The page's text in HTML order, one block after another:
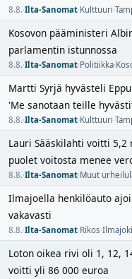
8.8.·Ilta-Sanomat·Kulttuuri·
Kosovon pääministeri
parlamentin istunnossa
8.8.·Ilta-Sanomat·Politiikka·
Martti Syrjä hyvästeli
'Me sanotaan teille
8.8.·Ilta-Sanomat·Kulttuuri·
Lauri Sääskilahti voitti
puolet voitosta menee
8.8.·Ilta-Sanomat·Muut
Ilmajoella henkilöauto
vakavasti
8.8.·Ilta-Sanomat·Rikos·Ilmajoki
Loton oikea rivi oli 1, 12,
voitti yli 86 000 euroa